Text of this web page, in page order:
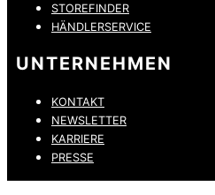
STOREFINDER
HÄNDLERSERVICE
UNTERNEHMEN
KONTAKT
NEWSLETTER
KARRIERE
PRESSE